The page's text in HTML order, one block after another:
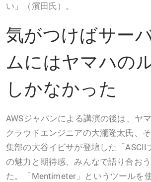
い」（濱田氏）。
気がつけばサー
ムにはヤマハの
しかなかった
AWSジャパンによる講演の後は、ヤ
クラウドエンジニアの大瀧隆太氏、
集部の大谷イビサが登壇した「
の魅力と期待感、みんなで語り合お
た。「Mentimeter」というツールを